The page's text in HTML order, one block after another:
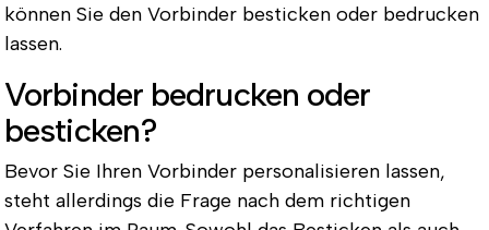
können Sie den Vorbinder besticken oder bedrucken
lassen.
Vorbinder bedrucken oder
besticken?
Bevor Sie Ihren Vorbinder personalisieren lassen,
steht allerdings die Frage nach dem richtigen